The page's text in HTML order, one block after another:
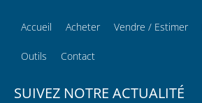
Accueil Acheter Vendre / Estimer
Outils Contact
SUIVEZ NOTRE ACTUALITÉ